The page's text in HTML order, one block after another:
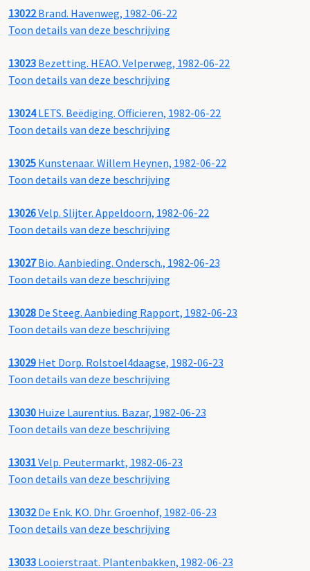
13022Brand. Havenweg, 1982-06-22
Toon details van deze beschrijving
13023 Bezetting. HEAO. Velperweg, 1982-06-22
Toon details van deze beschrijving
13024LETS. Beëdiging. Officieren, 1982-06-22
Toon details van deze beschrijving
13025 Kunstenaar. Willem Heynen, 1982-06-22
Toon details van deze beschrijving
13026Velp. Slijter. Appeldoorn, 1982-06-22
Toon details van deze beschrijving
13027Bio. Aanbieding. Ondersch., 1982-06-23
Toon details van deze beschrijving
13028 De Steeg. Aanbieding Rapport, 1982-06-23
Toon details van deze beschrijving
13029 Het Dorp. Rolstoel4daagse, 1982-06-23
Toon details van deze beschrijving
13030 Huize Laurentius. Bazar, 1982-06-23
Toon details van deze beschrijving
13031Velp. Peutermarkt, 1982-06-23
Toon details van deze beschrijving
13032De Enk. KO. Dhr. Groenhof, 1982-06-23
Toon details van deze beschrijving
13033 Looierstraat. Plantenbakken, 1982-06-23